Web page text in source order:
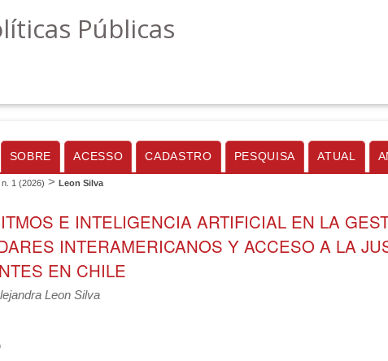
Públicas
SOBRE ACESSO CADASTRO PESQUISA ATUAL
n. 1 (2026) > Leon Silva
E INTELIGENCIA ARTIFICIAL EN LA
INTERAMERICANOS Y ACCESO A LA
EN CHILE
Leon Silva